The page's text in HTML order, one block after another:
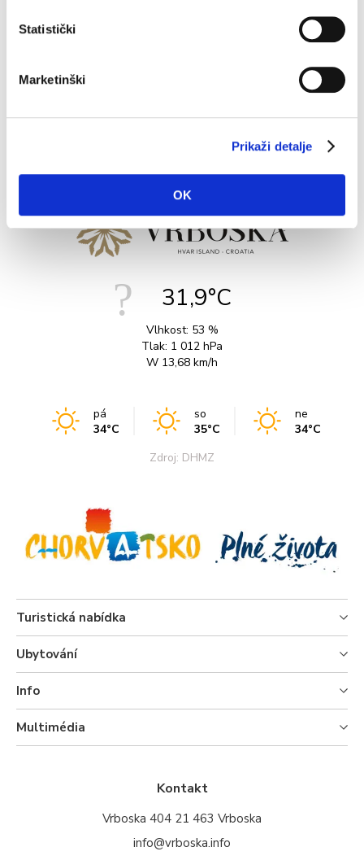
Statistički
Marketinški
Prikaži detalje
OK
31,9°C
Vlhkost: 53 %
Tlak: 1 012 hPa
W 13,68 km/h
pá
34°C
so
35°C
ne
34°C
Zdroj: DHMZ
Turistická nabídka
Ubytování
Info
Multimédia
Kontakt
Vrboska 404 21 463 Vrboska
info@vrboska.info